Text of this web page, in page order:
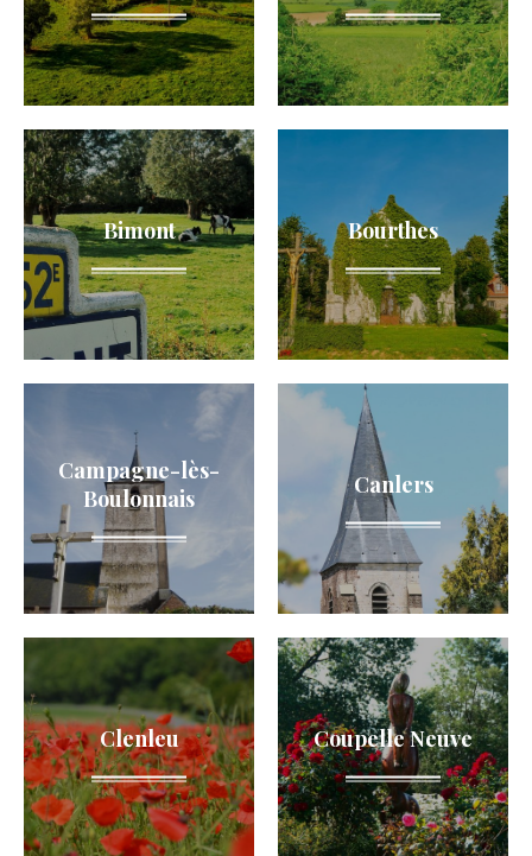
Bimont Bourthes
Campagne-lès-
Boulonnais
Canlers
Clenleu Coupelle Neuve